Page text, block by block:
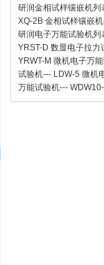
研润金相试样镶嵌机列
XQ-2B 金相试样镶嵌机
研润电子万能试验机列
YRST-D 数显电子拉力
YRWT-M 微机电子万
试验机--- LDW-5 微机
万能试验机---